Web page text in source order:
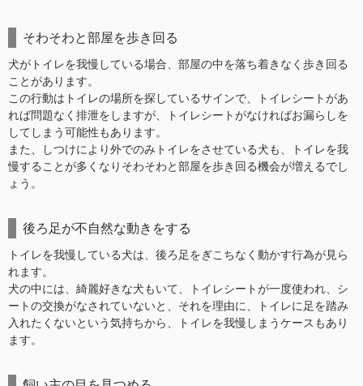
そわそわと部屋を歩き回る
犬がトイレを我慢している場合、部屋の中を落ち着きなく歩き回る
ことがあります。
この行動はトイレの場所を探しているサインで、トイレシートがあ
れば問題なく排泄をしますが、トイレシートがなければお漏らしを
してしまう可能性もあります。
また、しつけにより外でのみトイレをさせている犬も、トイレを我
慢することが多くなりそわそわと部屋を歩き回る機会が増えるでし
ょう。
後ろ足が不自然な動きをする
トイレを我慢している犬は、後ろ足をぎこちなく動かす行為が見ら
れます。
犬の中には、綺麗好きな犬もいて、トイレシートが一度使われ、シ
ートの交換がなされていないと、それを理由に、トイレに足を踏み
入れたくないという気持ちから、トイレを我慢しまうケースもあり
ます。